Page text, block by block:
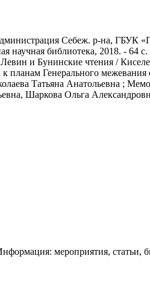
Себеж. р-на, ГБУК
научная библиотека, 2018. -
и Бунинские чтения /
Генерального
Татьяна Анатольевна ;
Шаркова Ольга
мероприятия,